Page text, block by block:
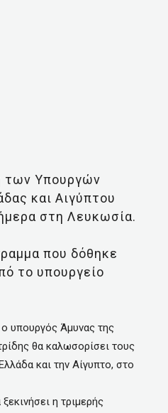
των Υπουργών
και Αιγύπτου
στη Λευκωσία.
που δόθηκε
το υπουργείο
υπουργός Άμυνας της
θα καλωσορίσει τους
και την Αίγυπτο, στο
η τριμερής